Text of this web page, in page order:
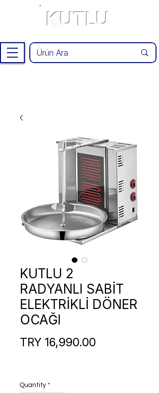
KUTLU
KUTLU 2
RADYANLI SABİT
ELEKTRİKLİ DÖNER
OCAĞI
TRY 16,990.00
Quantity *